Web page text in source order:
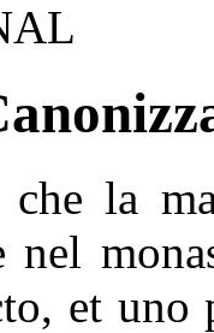
che la
nel
et uno